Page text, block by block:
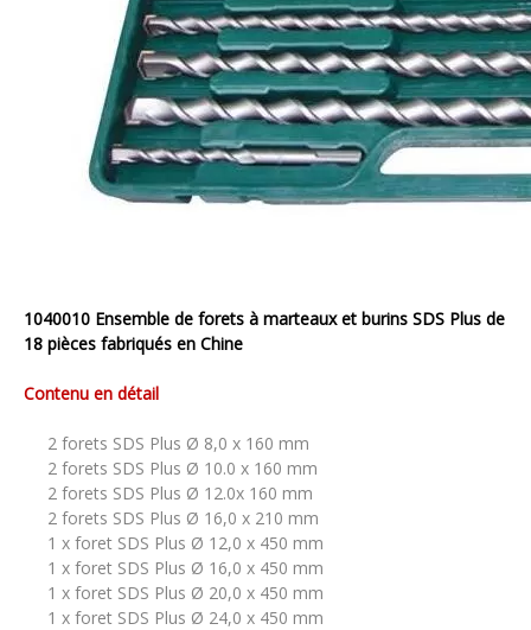
1040010 Ensemble de forets à marteaux et burins SDS Plus de
18 pièces fabriqués en Chine
Contenu en détail
2 forets SDS Plus Ø 8,0 x 160 mm
2 forets SDS Plus Ø 10.0 x 160 mm
2 forets SDS Plus Ø 12.0x 160 mm
2 forets SDS Plus Ø 16,0 x 210 mm
1 x foret SDS Plus Ø 12,0 x 450 mm
1 x foret SDS Plus Ø 16,0 x 450 mm
1 x foret SDS Plus Ø 20,0 x 450 mm
1 x foret SDS Plus Ø 24,0 x 450 mm